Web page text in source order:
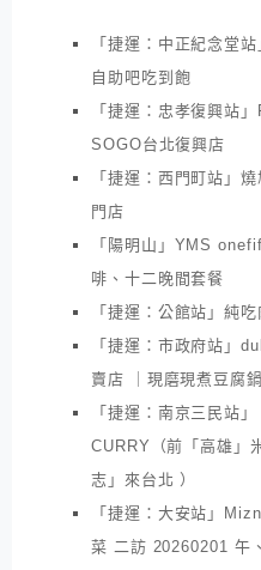
「捷運：中正紀念堂
自助吧吃到飽
「捷運：忠孝復興站
SOGO台北復興店
「捷運：西門町站」
門店
「陽明山」YMS
啡、十二晚間套餐
「捷運：公館站」純
「捷運：市政府站」
賣店 ｜現磨現煮豆腐鍋
「捷運：南京三民站
CURRY（前「高雄」
志」來台北 ）
「捷運：大安站」
菜 二訪 20260201 午